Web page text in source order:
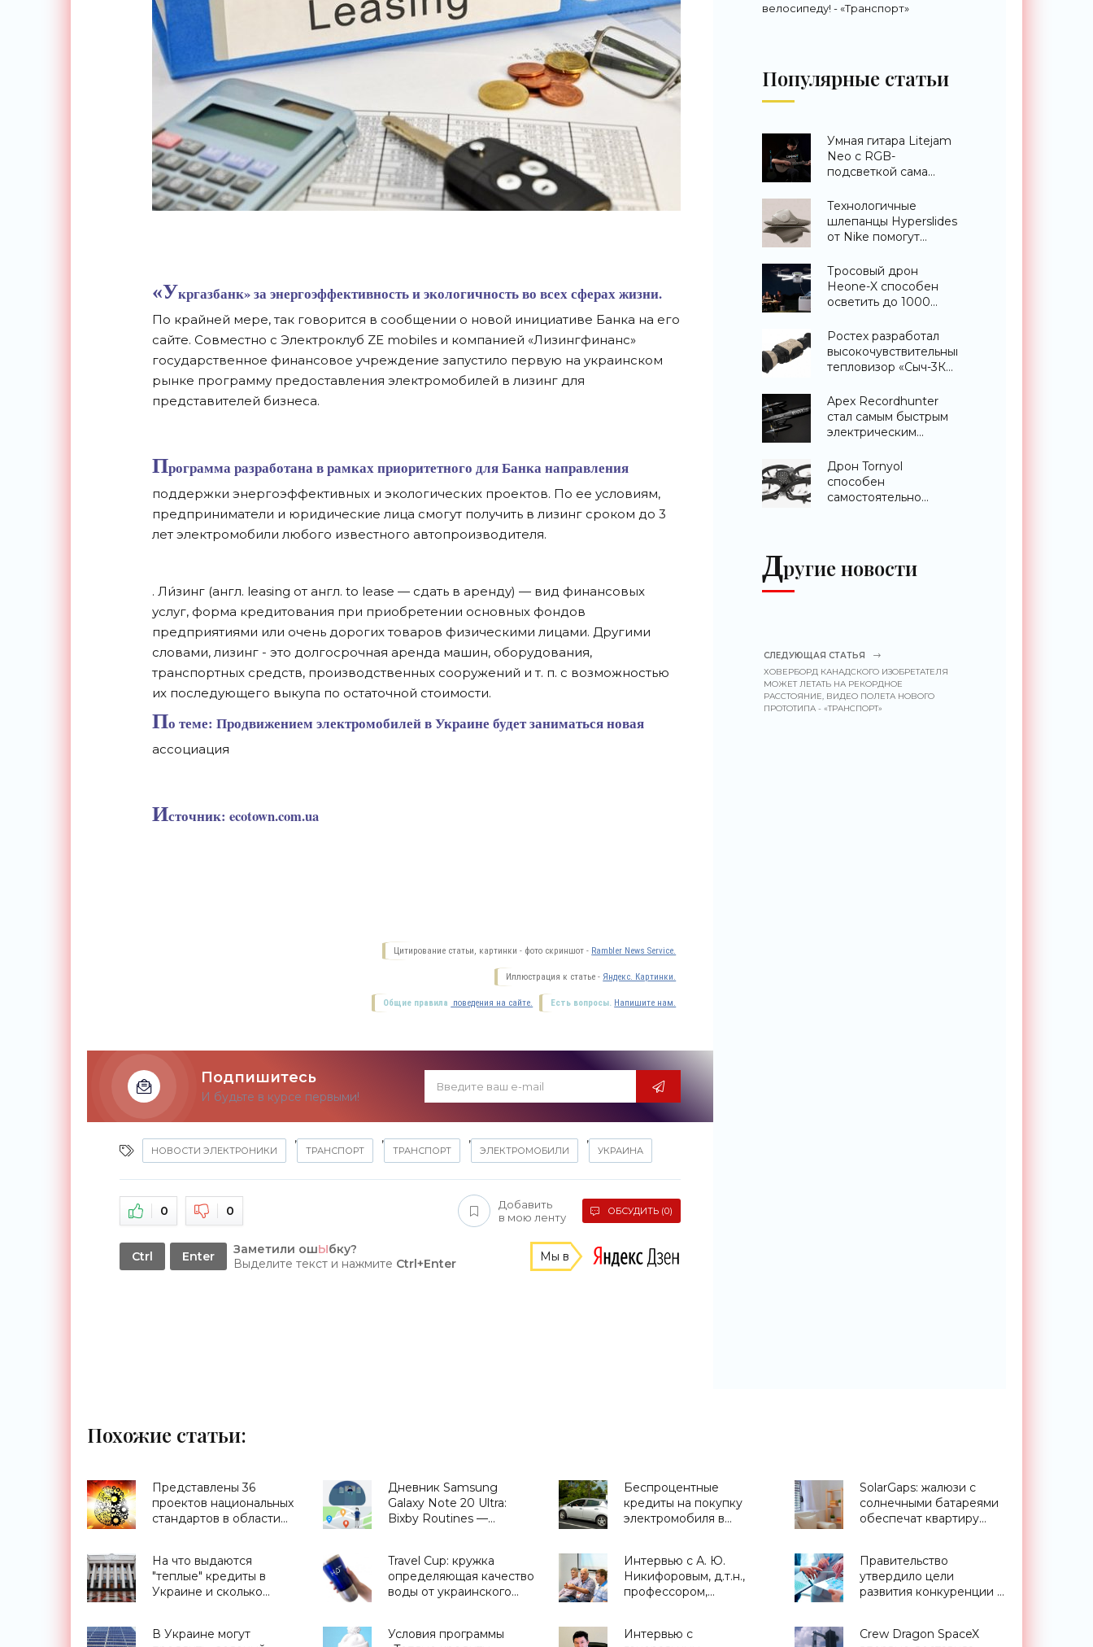
«Укргазбанк» за энергоэффективность и экологичность во всех сферах жизни.
По крайней мере, так говорится в сообщении о новой инициативе Банка на его
сайте. Совместно с Электроклуб ZE mobiles и компанией «Лизингфинанс»
государственное финансовое учреждение запустило первую на украинском
рынке программу предоставления электромобилей в лизинг для
представителей бизнеса.
Программа разработана в рамках приоритетного для Банка направления
поддержки энергоэффективных и экологических проектов. По ее условиям,
предприниматели и юридические лица смогут получить в лизинг сроком до 3
лет электромобили любого известного автопроизводителя.
. Ли́зинг (англ. leasing от англ. to lease — сдать в аренду) — вид финансовых
услуг, форма кредитования при приобретении основных фондов
предприятиями или очень дорогих товаров физическими лицами. Другими
словами, лизинг - это долгосрочная аренда машин, оборудования,
транспортных средств, производственных сооружений и т. п. с возможностью
их последующего выкупа по остаточной стоимости.
По теме: Продвижением электромобилей в Украине будет заниматься новая
ассоциация
Источник: ecotown.com.ua
Цитирование статьи, картинки - фото скриншот - Rambler News Service.
Иллюстрация к статье - Яндекс. Картинки.
Есть вопросы. Напишите нам.
Общие правила поведения на сайте.
Подпишитесь
И будьте в курсе первыми!
НОВОСТИ ЭЛЕКТРОНИКИ
,
ТРАНСПОРТ
,
ТРАНСПОРТ
,
ЭЛЕКТРОМОБИЛИ
,
УКРАИНА
0 0
Добавить
в мою ленту
ОБСУДИТЬ (0)
Ctrl Enter Заметили ошЫбку?
Выделите текст и нажмите Ctrl+Enter Мы в
велосипеду! - «Транспорт»
Популярные статьи
Умная гитара Litejam
Neo с RGB-
подсветкой сама
«Гаджеты»
Технологичные
шлепанцы Hyperslides
от Nike помогут
ноги после
тренировки -
«Гаджеты»
Тросовый дрон
Heone-X способен
осветить до 1000
земли -
«Беспилотники»
Ростех разработал
высокочувствительный
тепловизор «Сыч-3К»
распознавания до 2
км - «Гаджеты»
Apex Recordhunter
стал самым быстрым
электрическим
«Беспилотники»
Дрон Tornyol
способен
самостоятельно
Другие новости
СЛЕДУЮЩАЯ СТАТЬЯ
ХОВЕРБОРД КАНАДСКОГО ИЗОБРЕТАТЕЛЯ
МОЖЕТ ЛЕТАТЬ НА РЕКОРДНОЕ
РАССТОЯНИЕ, ВИДЕО ПОЛЕТА НОВОГО
ПРОТОТИПА - «ТРАНСПОРТ»
Похожие статьи:
Представлены 36
проектов национальных
стандартов в области
Дневник Samsung
Galaxy Note 20 Ultra:
Bixby Routines —
будущее - «Смартфоны»
Беспроцентные
кредиты на покупку
электромобиля в
SolarGaps: жалюзи с
солнечными батареями
обеспечат квартиру
«Новости Электроники»
На что выдаются
"теплые" кредиты в
Украине и сколько
Электроники»
Travel Cup: кружка
определяющая качество
воды от украинского
Интервью с А. Ю.
Никифоровым, д.т.н.,
профессором,
экстремальной
Правительство
утвердило цели
развития конкуренции в
назначило
В Украине могут
Условия программы
Интервью с
Crew Dragon SpaceX